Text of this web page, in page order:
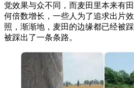
觉效果与众不同，而麦田里本来有
何倍数增长，一些人为了追求出片
照，渐渐地，麦田的边缘都已经被
被踩出了一条条路。